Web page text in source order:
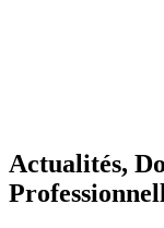
Actualités,